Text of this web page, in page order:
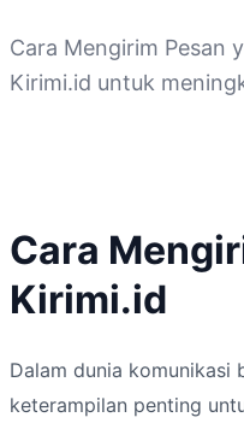
Cara Mengirim Pesan
Kirimi.id untuk
Cara
Kirimi.id
Dalam dunia komunikasi
keterampilan penting